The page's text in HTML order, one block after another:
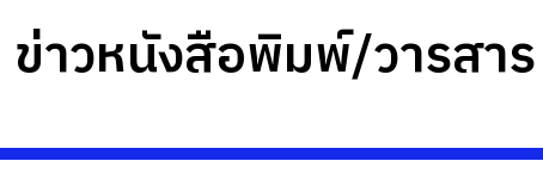
ข่าวหนังสือพิมพ์/วารสาร